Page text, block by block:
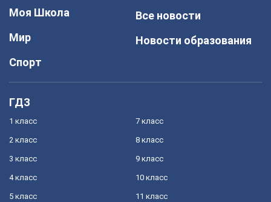
Моя Школа
Мир
Спорт
Все новости
Новости образования
ГДЗ
1 класс
2 класс
3 класс
4 класс
5 класс
7 класс
8 класс
9 класс
10 класс
11 класс